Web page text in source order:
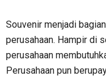
Souvenir menjadi
perusahaan. Hampir di
perusahaan
Perusahaan pun